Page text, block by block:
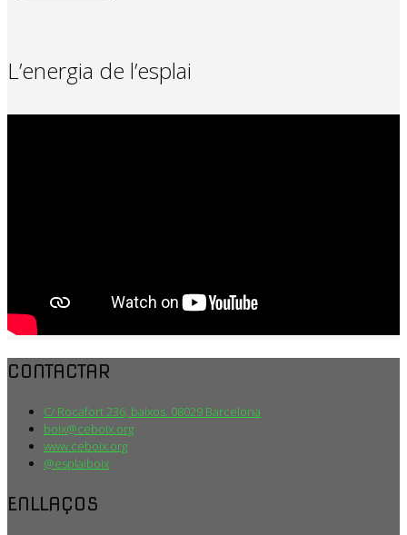
L’energia de l’esplai
CONTACTAR
C/ Rocafort 236, baixos. 08029 Barcelona
boix@ceboix.org
www.ceboix.org
@esplaiboix
ENLLAÇOS